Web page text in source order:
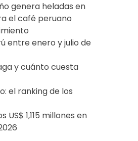
genera heladas en
el café peruano
entre enero y julio de
y cuánto cuesta
el ranking de los
1,115 millones en